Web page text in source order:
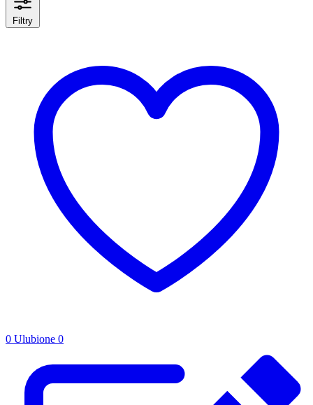
Filtry
0 Ulubione 0